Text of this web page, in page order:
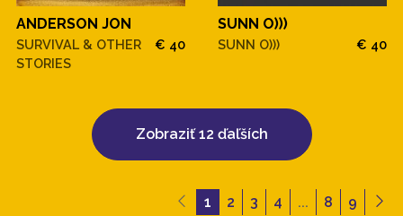
ANDERSON JON
SURVIVAL & OTHER
STORIES
€ 40
SUNN O)))
SUNN O))) € 40
Zobraziť 12 ďaľších
1 2 3 4 ... 8 9